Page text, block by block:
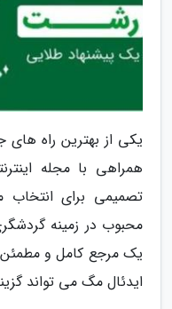
یکی از بهترین راه های
همراهی با مجله
تصمیمی برای انتخاب
محبوب در زمینه
یک مرجع کامل و مطمئن
ایدئال مگ می تواند